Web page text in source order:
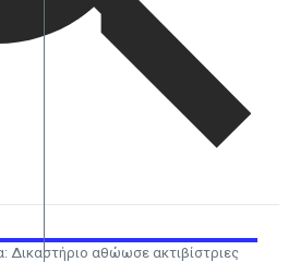
Δικαστήριο αθώωσε ακτιβίστριες